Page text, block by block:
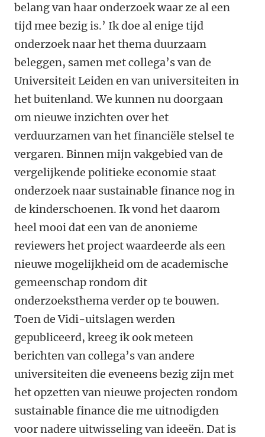
belang van haar onderzoek waar ze al een
tijd mee bezig is.’ Ik doe al enige tijd
onderzoek naar het thema duurzaam
beleggen, samen met collega’s van de
Universiteit Leiden en van universiteiten in
het buitenland. We kunnen nu doorgaan
om nieuwe inzichten over het
verduurzamen van het financiële stelsel te
vergaren. Binnen mijn vakgebied van de
vergelijkende politieke economie staat
onderzoek naar sustainable finance nog in
de kinderschoenen. Ik vond het daarom
heel mooi dat een van de anonieme
reviewers het project waardeerde als een
nieuwe mogelijkheid om de academische
gemeenschap rondom dit
onderzoeksthema verder op te bouwen.
Toen de Vidi-uitslagen werden
gepubliceerd, kreeg ik ook meteen
berichten van collega’s van andere
universiteiten die eveneens bezig zijn met
het opzetten van nieuwe projecten rondom
sustainable finance die me uitnodigden
voor nadere uitwisseling van ideeën. Dat is